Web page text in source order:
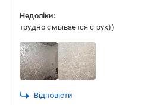
Недоліки:
трудно смывается с рук))
Відповісти